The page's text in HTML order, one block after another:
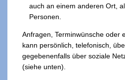
auch an einem anderen Ort,
Personen.
Anfragen, Terminwünsche oder
kann persönlich, telefonisch,
gegebenenfalls über soziale
(siehe unten).